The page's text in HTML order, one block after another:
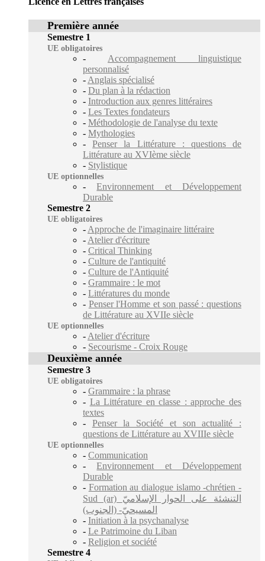
Première année
Semestre 1
UE obligatoires
- Accompagnement linguistique
personnalisé
- Anglais spécialisé
- Du plan à la rédaction
- Introduction aux genres littéraires
- Les Textes fondateurs
- Méthodologie de l'analyse du texte
- Mythologies
-Penser la Littérature : questions de
Littérature au XVIème siècle
- Stylistique
UE optionnelles
-Environnement et Développement
Durable
Semestre 2
UE obligatoires
- Approche de l'imaginaire littéraire
- Atelier d'écriture
- Critical Thinking
- Culture de l'antiquité
- Culture de l'Antiquité
- Grammaire : le mot
- Littératures du monde
- Penser l'Homme et son passé : questions
de Littérature au XVIIe siècle
UE optionnelles
- Atelier d'écriture
- Secourisme - Croix Rouge
Deuxième année
Semestre 3
UE obligatoires
- Grammaire : la phrase
- La Littérature en classe : approche des
textes
- Penser la Société et son actualité :
questions de Littérature au XVIIIe siècle
UE optionnelles
- Communication
-Environnement et Développement
Durable
- Formation au dialogue islamo -chrétien -
Sud (ar) التنشئة على الحوار الإسلاميّ
المسيحيّ- (الجنوب)
- Initiation à la psychanalyse
- Le Patrimoine du Liban
- Religion et société
Semestre 4